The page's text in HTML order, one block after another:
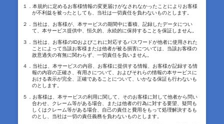
１．本規約に定めるお客様情報の変更届けがなされなかったことによりお客様
が不利益を被ったとしても、当社は一切責任を負わないものとします。
２．当社は、お客様が、本サービスの期間中に蓄積、記録したデータについ
て、本サービス提供中、恒久的、永続的に保持することを保証しません。
３．当社は、お客様のIDおよびこれに対応するパスワードが他者に使用された
ことによって当該お客様または他者が被る損害については、当該お客様の
故意過失の有無に関わらず、一切責任を負いません。
４．当社は、本サービスの内容、お客様に提供する情報、お客様が記録する情
報の内容の正確さ、有用さについて、およびそれらの情報の本サービスに
おける表示が完全、正確であることについて、いかなる保証も行わないも
のとします。
５．お客様は、本サービスの利用に関して、そのお客様に対して他者から問い
合わせ、クレーム等がある場合、または他者の行為に対する要望、疑問も
しくはクレーム等がある場合、自己の責任と費用をもって処理解決するも
のとし、当社は一切の責任義務を負わないものとします。